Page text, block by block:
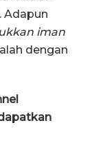
Adapun
iman
dengan